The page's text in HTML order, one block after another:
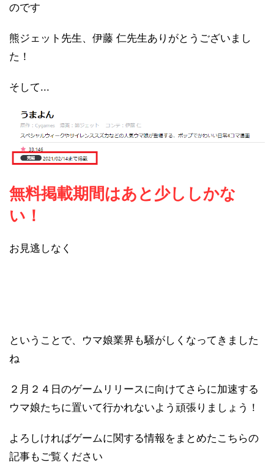
のです
熊ジェット先生、伊藤 仁先生ありがとうございまし
た！
そして...
無料掲載期間はあと少ししかな
い！
お見逃しなく
ということで、ウマ娘業界も騒がしくなってきました
ね
２月２４日のゲームリリースに向けてさらに加速する
ウマ娘たちに置いて行かれないよう頑張りましょう！
よろしければゲームに関する情報をまとめたこちらの
記事もご覧ください